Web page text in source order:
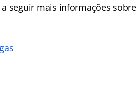
a seguir mais informações